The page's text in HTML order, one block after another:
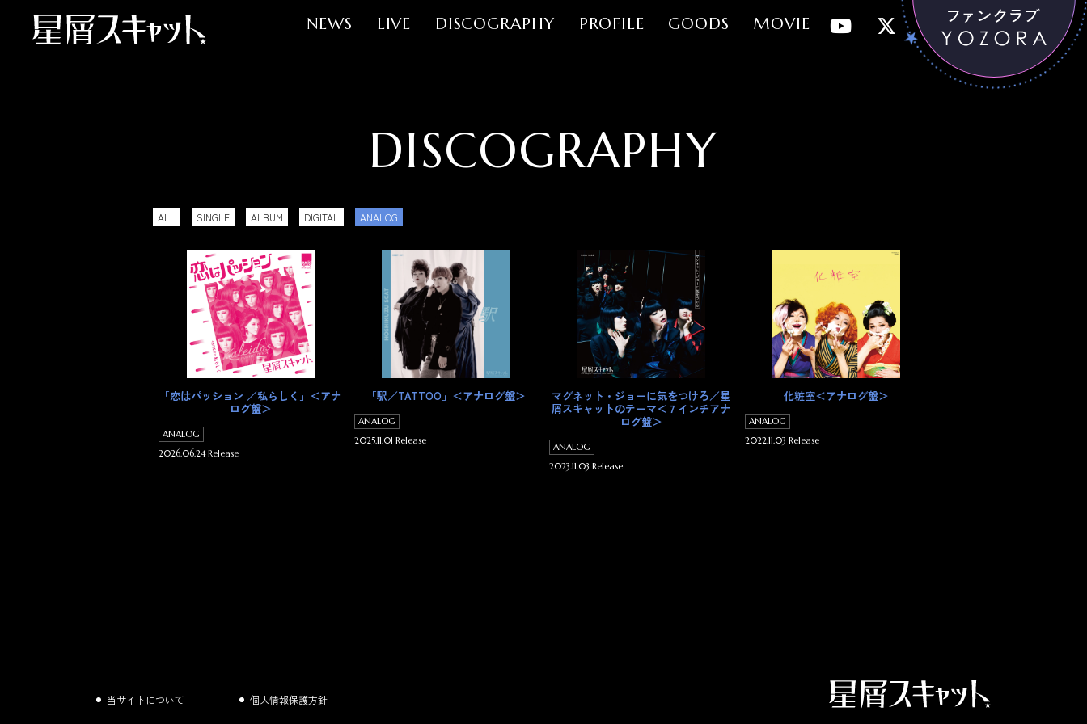
NEWS LIVE DISCOGRAPHY PROFILE GOODS MOVIE
DISCOGRAPHY
ALL SINGLE ALBUM DIGITAL ANALOG
「恋はパッション ／私らしく」＜アナ
ログ盤＞
ANALOG
2026.06.24 Release
「駅／TATTOO」＜アナログ盤＞
ANALOG
2025.11.01 Release
マグネット・ジョーに気をつけろ／星
屑スキャットのテーマ＜７インチアナ
ログ盤＞
ANALOG
2023.11.03 Release
化粧室＜アナログ盤＞
ANALOG
2022.11.03 Release
当サイトについて 個人情報保護方針